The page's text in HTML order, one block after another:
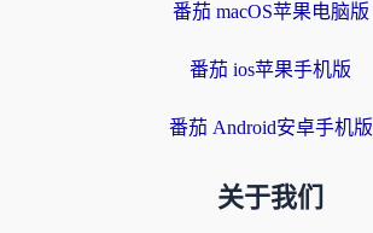
番茄 macOS苹果电脑版
番茄 ios苹果手机版
番茄 Android安卓手机版
关于我们